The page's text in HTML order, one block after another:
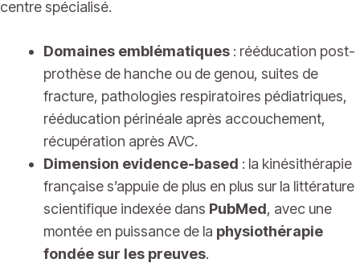
centre spécialisé.
Domaines emblématiques : rééducation post-
prothèse de hanche ou de genou, suites de
fracture, pathologies respiratoires pédiatriques,
rééducation périnéale après accouchement,
récupération après AVC.
Dimension evidence-based : la kinésithérapie
française s’appuie de plus en plus sur la littérature
scientifique indexée dans PubMed, avec une
montée en puissance de la physiothérapie
fondée sur les preuves.